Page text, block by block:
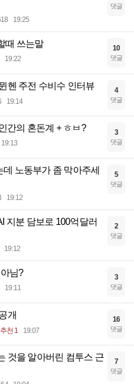
19:25
댓글
때 쓰는말
19:22
10
댓글
헨 주전 수비수 인터뷰
19:14
4
댓글
간의 혼돈계 + ㅎㅂ?
19:13
3
댓글
노동부가 좀 막아주세
19:12
5
댓글
지분 담보로 100억달러
19:12
2
댓글
님?
19:11
3
댓글
개
추천 1 19:07
16
댓글
것을 알아버린 컴투스 근
7
댓글